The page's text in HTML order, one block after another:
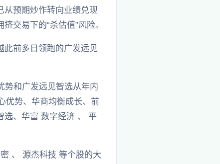
从预期炒作转向业绩兑现
交易下的“杀估值”风险。
此前多日领跑的广发远见
势和广发远见智选从年内
优势、华商均衡成长、前
选、华富 数字经济 、 平
、 源杰科技 等个股的大